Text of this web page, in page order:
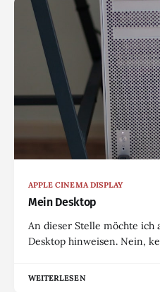
APPLE CINEMA DISPLAY
Mein Desktop
An dieser Stelle möchte
Desktop hinweisen. Nein,
WEITERLESEN